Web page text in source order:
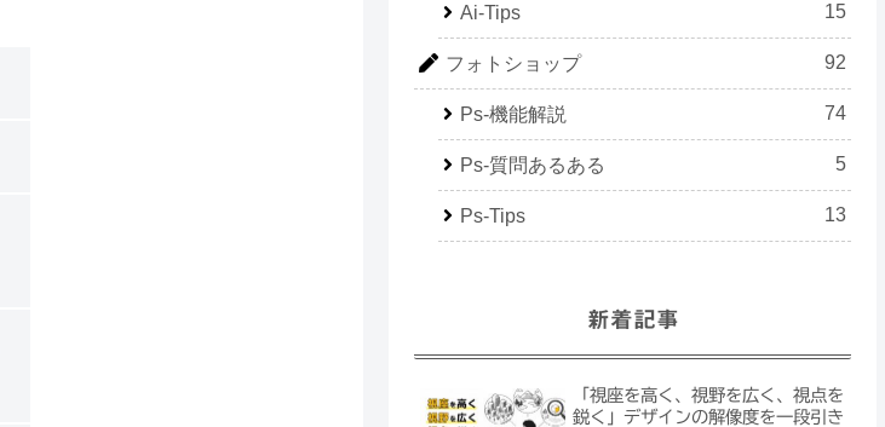
Ai-Tips 15
フォトショップ 92
Ps-機能解説 74
Ps-質問あるある 5
Ps-Tips 13
新着記事
「視座を高く、視野を広く、視点を
鋭く」デザインの解像度を一段引き